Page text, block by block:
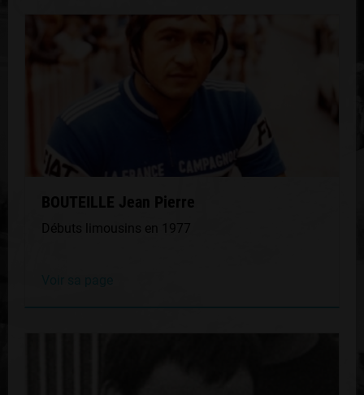
BOUTEILLE Jean Pierre
Débuts limousins en 1977